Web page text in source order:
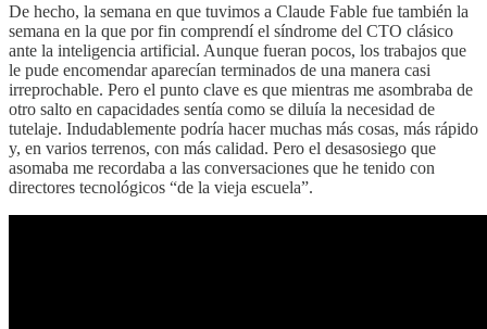
De hecho, la semana en que tuvimos a Claude Fable fue también la
semana en la que por fin comprendí el síndrome del CTO clásico
ante la inteligencia artificial. Aunque fueran pocos, los trabajos que
le pude encomendar aparecían terminados de una manera casi
irreprochable. Pero el punto clave es que mientras me asombraba de
otro salto en capacidades sentía como se diluía la necesidad de
tutelaje. Indudablemente podría hacer muchas más cosas, más rápido
y, en varios terrenos, con más calidad. Pero el desasosiego que
asomaba me recordaba a las conversaciones que he tenido con
directores tecnológicos “de la vieja escuela”.